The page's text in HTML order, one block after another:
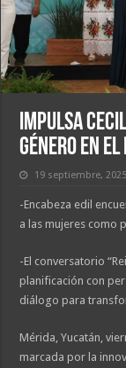
Impulsa
género en
19 septiembre, 2025
-Encabeza edil
a las mujeres como
-El conversatorio
planificación con
diálogo para
Mérida, Yucatán,
marcada por la